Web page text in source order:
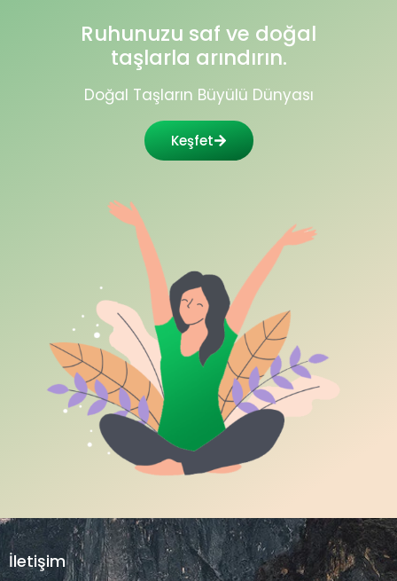
Ruhunuzu saf ve doğal
taşlarla arındırın.
Doğal Taşların Büyülü Dünyası
Keşfet
İletişim